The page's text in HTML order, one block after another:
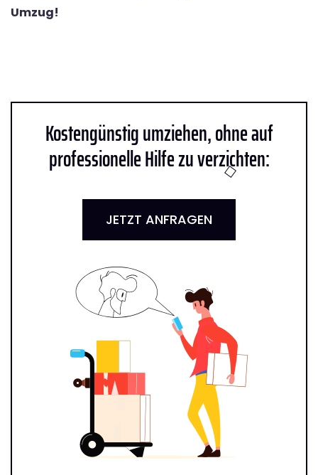
Umzug!
Kostengünstig umziehen, ohne auf
professionelle Hilfe zu verzichten:
JETZT ANFRAGEN